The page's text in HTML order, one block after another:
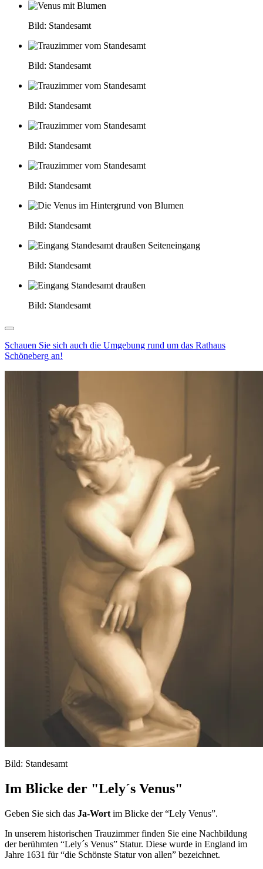
Bild: Standesamt
Bild: Standesamt
Bild: Standesamt
Bild: Standesamt
Bild: Standesamt
Bild: Standesamt
Bild: Standesamt
Bild: Standesamt
Schauen Sie sich auch die Umgebung rund um das Rathaus
Schöneberg an!
Bild: Standesamt
Im Blicke der "Lely´s Venus"
Geben Sie sich das Ja-Wort im Blicke der “Lely Venus”.
In unserem historischen Trauzimmer finden Sie eine Nachbildung
der berühmten “Lely´s Venus” Statur. Diese wurde in England im
Jahre 1631 für “die Schönste Statur von allen” bezeichnet.